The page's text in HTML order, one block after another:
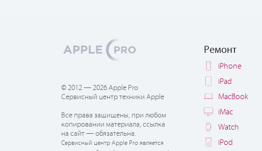
© 2012 — 2026 Apple Pro
Сервисный центр техники Apple
Все права защищены, при любом
копировании материала, ссылка
на сайт — обязательна.
Сервисный центр Apple Pro является
Ремонт
iPhone
iPad
MacBook
iMac
Watch
iPod